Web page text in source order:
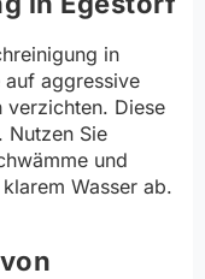
in
aggressive
verzichten. Diese
Nutzen Sie
und
Wasser ab.